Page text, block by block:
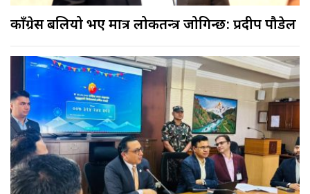
काँग्रेस बलियो भए मात्र लोकतन्त्र जोगिन्छ: प्रदीप पौडेल